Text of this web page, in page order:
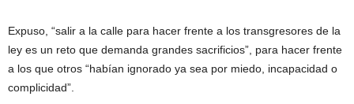
Expuso, “salir a la calle para hacer frente a los transgresores de la
ley es un reto que demanda grandes sacrificios”, para hacer frente
a los que otros “habían ignorado ya sea por miedo, incapacidad o
complicidad”.